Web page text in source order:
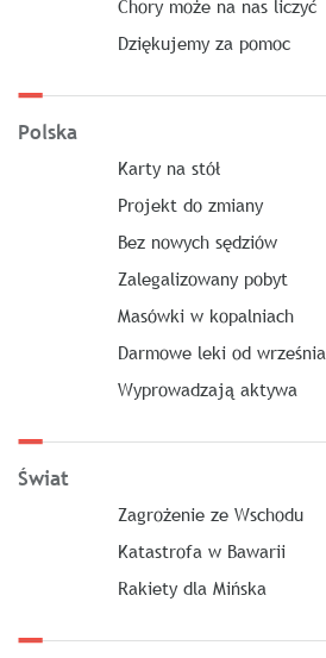
Chory może na nas liczyć
Dziękujemy za pomoc
Polska
Karty na stół
Projekt do zmiany
Bez nowych sędziów
Zalegalizowany pobyt
Masówki w kopalniach
Darmowe leki od września
Wyprowadzają aktywa
Świat
Zagrożenie ze Wschodu
Katastrofa w Bawarii
Rakiety dla Mińska